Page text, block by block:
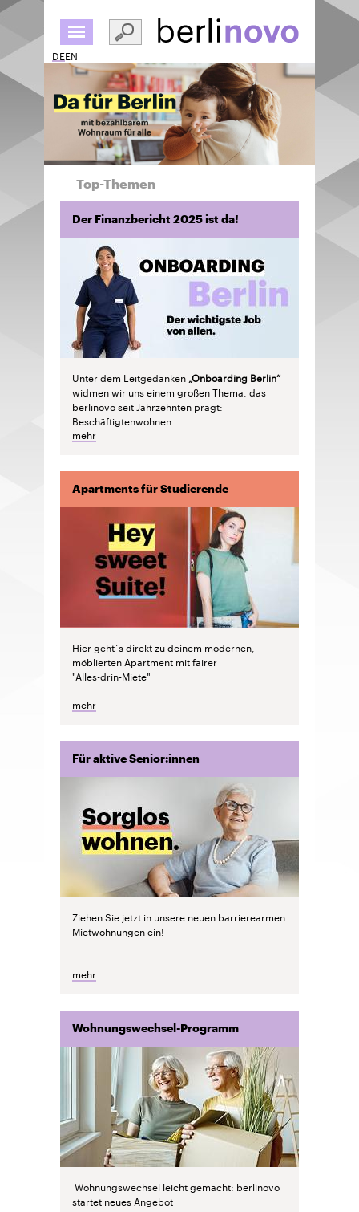
zum
Inhalt
DEEN
Top-Themen
Der Finanzbericht 2025 ist da!
Unter dem Leitgedanken „Onboarding Berlin“
widmen wir uns einem großen Thema, das
berlinovo seit Jahrzehnten prägt:
Beschäftigtenwohnen.
mehr
Apartments für Studierende
Hier geht´s direkt zu deinem modernen,
möblierten Apartment mit fairer
"Alles-drin-Miete"
mehr
Für aktive Senior:innen
Ziehen Sie jetzt in unsere neuen barrierearmen
Mietwohnungen ein!
mehr
Wohnungswechsel-Programm
Wohnungswechsel leicht gemacht: berlinovo
startet neues Angebot